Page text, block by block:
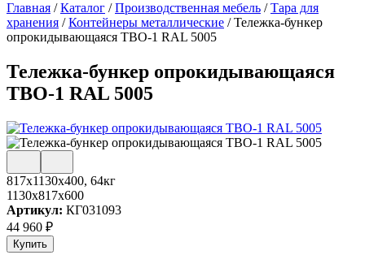
Главная /Каталог /Производственная мебель /Тара для
хранения /Контейнеры металлические /Тележка-бункер
опрокидывающаяся ТВО-1 RAL 5005
Тележка-бункер опрокидывающаяся
ТВО-1 RAL 5005
817х1130х400, 64кг
1130x817x600
Артикул: КГ031093
44 960 ₽
Купить